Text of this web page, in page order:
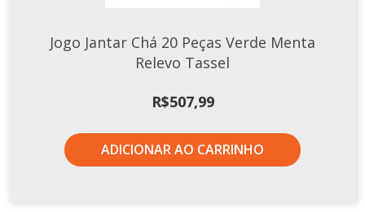
Jogo Jantar Chá 20 Peças Verde Menta
Relevo Tassel
R$507,99
ADICIONAR AO CARRINHO